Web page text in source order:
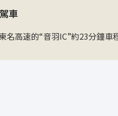
車
名高速的“音羽IC”約23分鐘車